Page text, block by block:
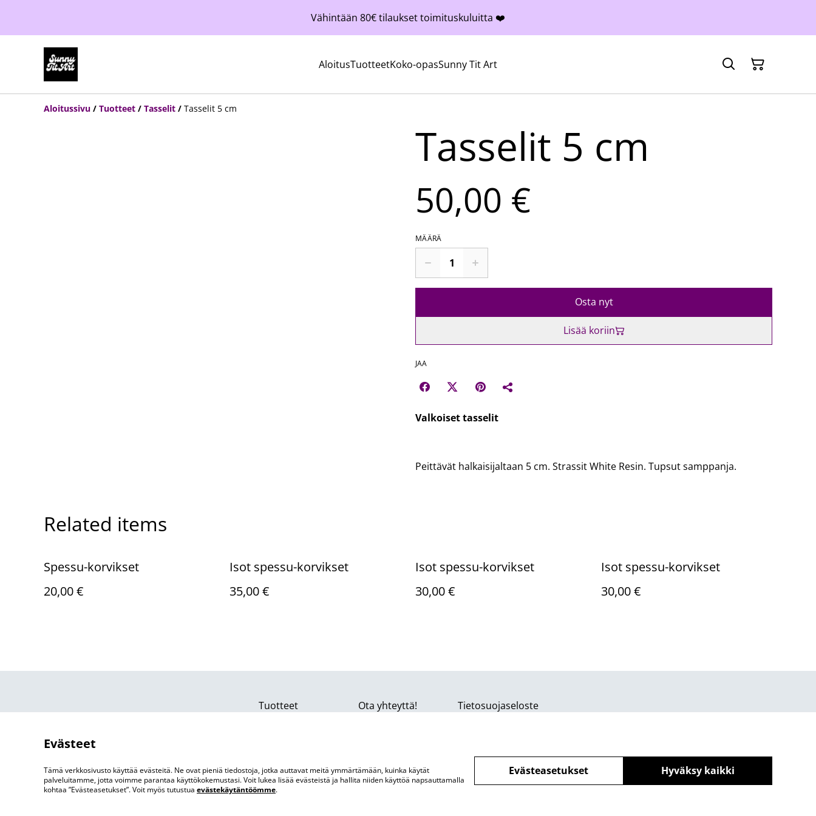
Vähintään 80€ tilaukset toimituskuluitta ❤️
AloitusTuotteetKoko-opasSunny Tit Art
Aloitussivu / Tuotteet / Tasselit / Tasselit 5 cm
Tasselit 5 cm
50,00 €
MÄÄRÄ
Osta nyt
Lisää koriin
JAA
Valkoiset tasselit
Peittävät halkaisijaltaan 5 cm. Strassit White Resin. Tupsut samppanja.
Related items
Spessu-korvikset
20,00 €
Isot spessu-korvikset
35,00 €
Isot spessu-korvikset
30,00 €
Isot spessu-korvikset
30,00 €
Tuotteet Ota yhteyttä! Tietosuojaseloste
©2026 Sunny Tit Art
Evästeet
Tämä verkkosivusto käyttää evästeitä. Ne ovat pieniä tiedostoja, jotka auttavat meitä ymmärtämään, kuinka käytät
palveluitamme, jotta voimme parantaa käyttökokemustasi. Voit lukea lisää evästeistä ja hallita niiden käyttöä napsauttamalla
kohtaa ”Evästeasetukset”. Voit myös tutustua evästekäytäntöömme.
Hyväksy kaikki
Evästeasetukset